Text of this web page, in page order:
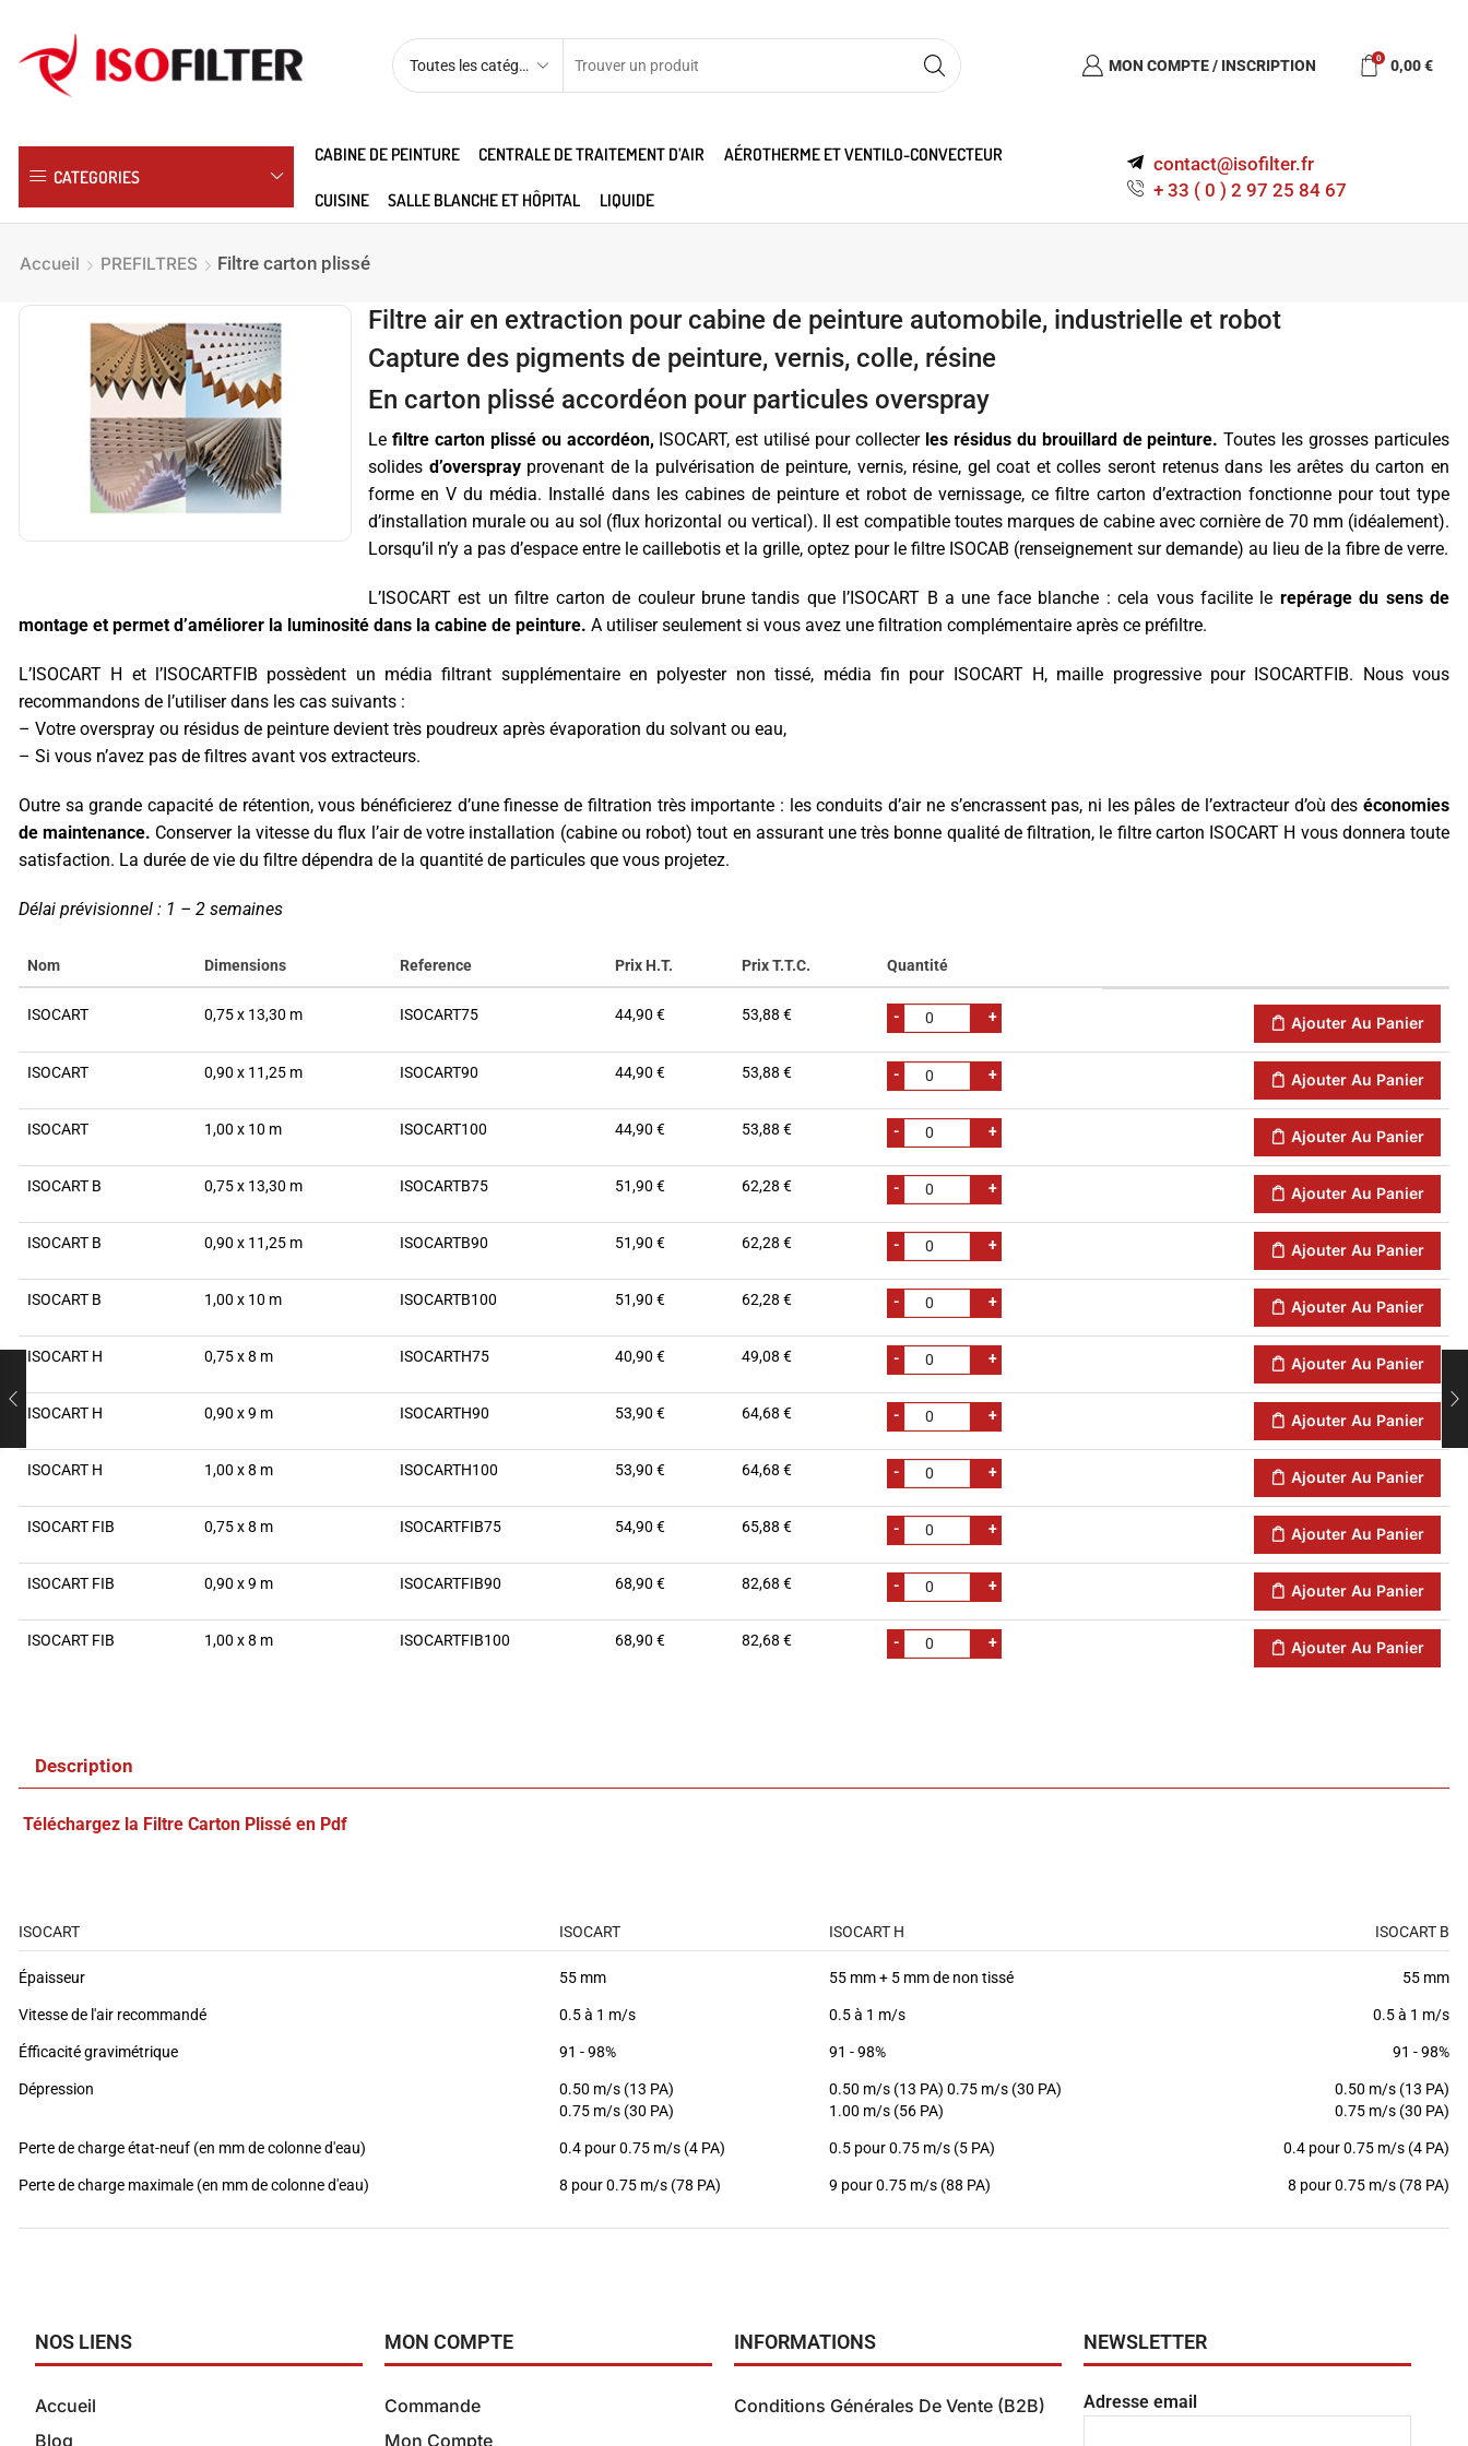
MON COMPTE / INSCRIPTION 0 0,00€
CATEGORIES
CABINE DE PEINTURE CENTRALE DE TRAITEMENT D’AIR AÉROTHERME ET VENTILO-CONVECTEUR
CUISINE SALLE BLANCHE ET HÔPITAL LIQUIDE
contact@isofilter.fr
+ 33 ( 0 ) 2 97 25 84 67
Accueil PREFILTRES Filtre carton plissé
Filtre air en extraction pour cabine de peinture automobile, industrielle et robot
Capture des pigments de peinture, vernis, colle, résine
En carton plissé accordéon pour particules overspray
Le filtre carton plissé ou accordéon, ISOCART, est utilisé pour collecter les résidus du brouillard de peinture. Toutes les grosses particules
solides d’oversprayprovenant de la pulvérisation de peinture, vernis, résine, gel coat et colles seront retenus dans les arêtes du carton en
forme en V du média. Installé dans les cabines de peinture et robot de vernissage, ce filtre carton d’extraction fonctionne pour tout type
d’installation murale ou au sol (flux horizontal ou vertical). Il est compatible toutes marques de cabine avec cornière de 70 mm (idéalement).
Lorsqu’il n’y a pas d’espace entre le caillebotis et la grille, optez pour le filtre ISOCAB (renseignement sur demande) au lieu de la fibre de verre.
L’ISOCART est un filtre carton de couleur brune tandis que l’ISOCART B a une face blanche : cela vous facilite le repérage du sens de
montage et permet d’améliorer la luminosité dans la cabine de peinture. A utiliser seulement si vous avez une filtration complémentaire après ce préfiltre.
L’ISOCART H et l’ISOCARTFIB possèdent un média filtrant supplémentaire en polyester non tissé, média fin pour ISOCART H, maille progressive pour ISOCARTFIB. Nous vous
recommandons de l’utiliser dans les cas suivants :
– Votre overspray ou résidus de peinture devient très poudreux après évaporation du solvant ou eau,
– Si vous n’avez pas de filtres avant vos extracteurs.
Outre sa grande capacité de rétention, vous bénéficierez d’une finesse de filtration très importante : les conduits d’air ne s’encrassent pas, ni les pâles de l’extracteur d’où des économies
de maintenance. Conserver la vitesse du flux l’air de votre installation (cabine ou robot) tout en assurant une très bonne qualité de filtration, le filtre carton ISOCART H vous donnera toute
satisfaction. La durée de vie du filtre dépendra de la quantité de particules que vous projetez.
Délai prévisionnel : 1 – 2 semaines
Nom Dimensions Reference Prix H.T. Prix T.T.C. Quantité
ISOCART 0,75 x 13,30 m ISOCART75 44,90 € 53,88 € - + Ajouter Au Panier
ISOCART 0,90 x 11,25 m ISOCART90 44,90 € 53,88 € - + Ajouter Au Panier
ISOCART 1,00 x 10 m ISOCART100 44,90 € 53,88 € - + Ajouter Au Panier
ISOCART B 0,75 x 13,30 m ISOCARTB75 51,90 € 62,28 € - + Ajouter Au Panier
ISOCART B 0,90 x 11,25 m ISOCARTB90 51,90 € 62,28 € - + Ajouter Au Panier
ISOCART B 1,00 x 10 m ISOCARTB100 51,90 € 62,28 € - + Ajouter Au Panier
ISOCART H 0,75 x 8 m ISOCARTH75 40,90 € 49,08 € - + Ajouter Au Panier
ISOCART H 0,90 x 9 m ISOCARTH90 53,90 € 64,68 € - + Ajouter Au Panier
ISOCART H 1,00 x 8 m ISOCARTH100 53,90 € 64,68 € - + Ajouter Au Panier
ISOCART FIB 0,75 x 8 m ISOCARTFIB75 54,90 € 65,88 € - + Ajouter Au Panier
ISOCART FIB 0,90 x 9 m ISOCARTFIB90 68,90 € 82,68 € - + Ajouter Au Panier
ISOCART FIB 1,00 x 8 m ISOCARTFIB100 68,90 € 82,68 € - + Ajouter Au Panier
Description
Téléchargez la Filtre Carton Plissé en Pdf
ISOCART ISOCART ISOCART H ISOCART B
Épaisseur 55 mm 55 mm + 5 mm de non tissé 55 mm
Vitesse de l'air recommandé 0.5 à 1 m/s 0.5 à 1 m/s 0.5 à 1 m/s
Éfficacité gravimétrique 91 - 98% 91 - 98% 91 - 98%
Dépression
0.50 m/s (13 PA)
0.75 m/s (30 PA)
0.50 m/s (13 PA) 0.75 m/s (30 PA)
1.00 m/s (56 PA)
0.50 m/s (13 PA)
0.75 m/s (30 PA)
Perte de charge état-neuf (en mm de colonne d'eau) 0.4 pour 0.75 m/s (4 PA) 0.5 pour 0.75 m/s (5 PA) 0.4 pour 0.75 m/s (4 PA)
Perte de charge maximale (en mm de colonne d'eau) 8 pour 0.75 m/s (78 PA) 9 pour 0.75 m/s (88 PA) 8 pour 0.75 m/s (78 PA)
NOS LIENS
Accueil
Blog
MON COMPTE
Commande
Mon Compte
INFORMATIONS
Conditions Générales De Vente (B2B)
NEWSLETTER
Adresse email